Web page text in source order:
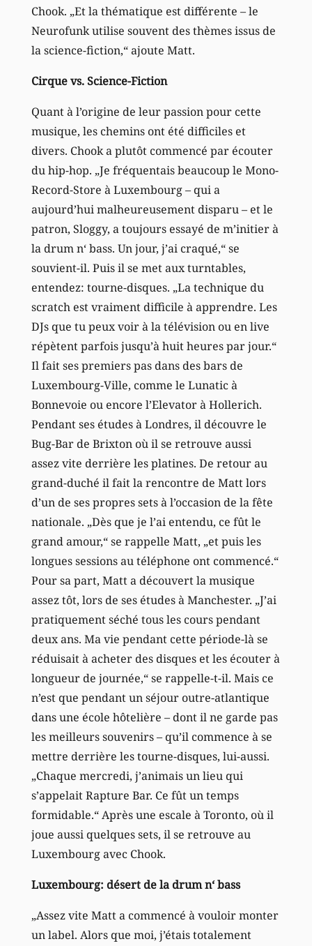
Chook. „Et la thématique est différente – le
Neurofunk utilise souvent des thèmes issus de
la science-fiction,“ ajoute Matt.
Cirque vs. Science-Fiction
Quant à l’origine de leur passion pour cette
musique, les chemins ont été difficiles et
divers. Chook a plutôt commencé par écouter
du hip-hop. „Je fréquentais beaucoup le Mono-
Record-Store à Luxembourg – qui a
aujourd’hui malheureusement disparu – et le
patron, Sloggy, a toujours essayé de m’initier à
la drum n‘ bass. Un jour, j’ai craqué,“ se
souvient-il. Puis il se met aux turntables,
entendez: tourne-disques. „La technique du
scratch est vraiment difficile à apprendre. Les
DJs que tu peux voir à la télévision ou en live
répètent parfois jusqu’à huit heures par jour.“
Il fait ses premiers pas dans des bars de
Luxembourg-Ville, comme le Lunatic à
Bonnevoie ou encore l’Elevator à Hollerich.
Pendant ses études à Londres, il découvre le
Bug-Bar de Brixton où il se retrouve aussi
assez vite derrière les platines. De retour au
grand-duché il fait la rencontre de Matt lors
d’un de ses propres sets à l’occasion de la fête
nationale. „Dès que je l’ai entendu, ce fût le
grand amour,“ se rappelle Matt, „et puis les
longues sessions au téléphone ont commencé.“
Pour sa part, Matt a découvert la musique
assez tôt, lors de ses études à Manchester. „J’ai
pratiquement séché tous les cours pendant
deux ans. Ma vie pendant cette période-là se
réduisait à acheter des disques et les écouter à
longueur de journée,“ se rappelle-t-il. Mais ce
n’est que pendant un séjour outre-atlantique
dans une école hôtelière – dont il ne garde pas
les meilleurs souvenirs – qu’il commence à se
mettre derrière les tourne-disques, lui-aussi.
„Chaque mercredi, j’animais un lieu qui
s’appelait Rapture Bar. Ce fût un temps
formidable.“ Après une escale à Toronto, où il
joue aussi quelques sets, il se retrouve au
Luxembourg avec Chook.
Luxembourg: désert de la drum n‘ bass
„Assez vite Matt a commencé à vouloir monter
un label. Alors que moi, j’étais totalement